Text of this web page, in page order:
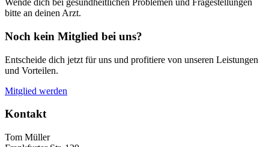
Wende dich bei gesundheitlichen Problemen und Fragestellungen
bitte an deinen Arzt.
Noch kein Mitglied bei uns?
Entscheide dich jetzt für uns und profitiere von unseren Leistungen
und Vorteilen.
Mitglied werden
Kontakt
Tom Müller